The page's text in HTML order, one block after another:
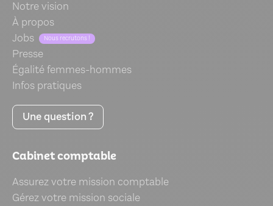
Notre vision
À propos
Jobs
Nous recrutons !
Presse
Égalité femmes-hommes
Infos pratiques
Une question ?
Cabinet comptable
Assurez votre mission comptable
Gérez votre mission sociale